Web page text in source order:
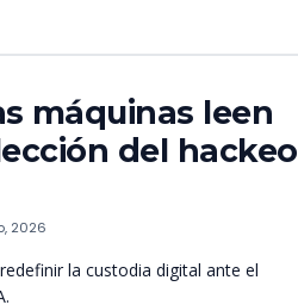
máquinas leen
del hackeo
2026
la custodia digital ante el